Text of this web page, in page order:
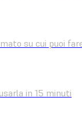
su cui puoi
in 15 minuti